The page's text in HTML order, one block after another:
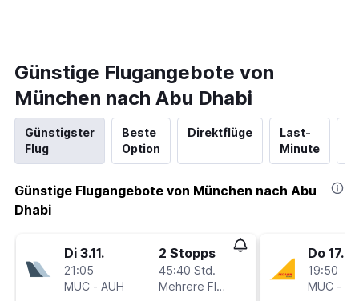
Günstige Flugangebote von
München nach Abu Dhabi
Günstigster
Flug
Beste
Option
Direktflüge
Last-
Minute
Günstige Flugangebote von München nach Abu
Dhabi
Di 3.11.
21:05
MUC - AUH
2 Stopps
45:40 Std.
Mehrere Fluglinien
Do 17.9.
19:50
MUC -